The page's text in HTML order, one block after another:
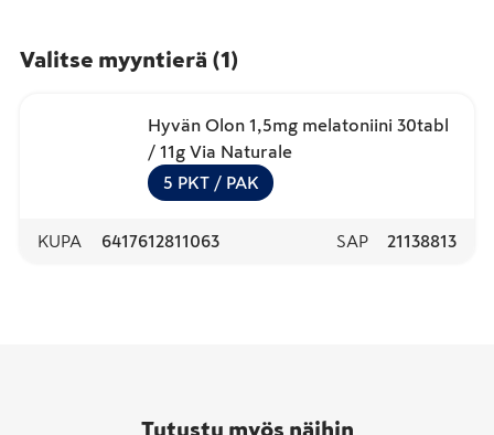
Valitse myyntierä (1)
Hyvän Olon 1,5mg melatoniini 30tabl
/ 11g Via Naturale
5 PKT / PAK
KUPA 6417612811063 SAP 21138813
Tutustu myös näihin